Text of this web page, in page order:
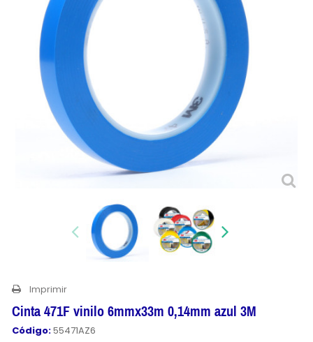
Imprimir
Cinta 471F vinilo 6mmx33m 0,14mm azul 3M
Código:55471AZ6